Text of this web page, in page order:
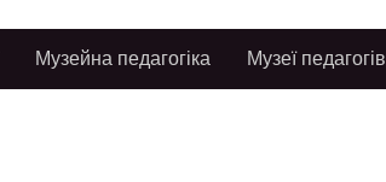
Музейна педагогіка Музеї педагогів